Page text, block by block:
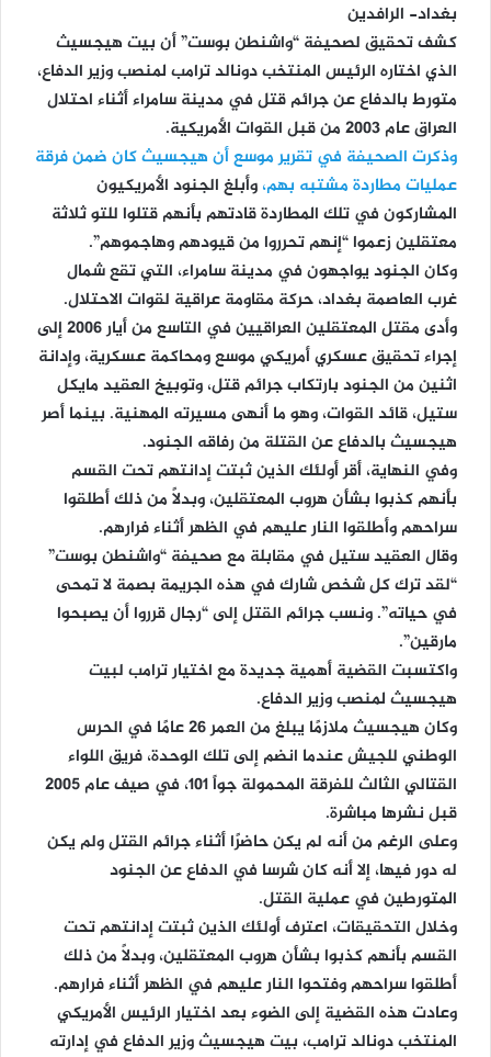
بغداد- الرافدين
كشف تحقيق لصحيفة “واشنطن بوست” أن بيت هيجسيث
الذي اختاره الرئيس المنتخب دونالد ترامب لمنصب وزير الدفاع،
متورط بالدفاع عن جرائم قتل في مدينة سامراء أثناء احتلال
العراق عام 2003 من قبل القوات الأمريكية.
وذكرت الصحيفة في تقرير موسع أن هيجسيث كان ضمن فرقة
عمليات مطاردة مشتبه بهم،وأبلغ الجنود الأمريكيون
المشاركون في تلك المطاردة قادتهم بأنهم قتلوا للتو ثلاثة
معتقلين زعموا “إنهم تحرروا من قيودهم وهاجموهم”.
وكان الجنود يواجهون في مدينة سامراء، التي تقع شمال
غرب العاصمة بغداد، حركة مقاومة عراقية لقوات الاحتلال.
وأدى مقتل المعتقلين العراقيين في التاسع من أيار 2006 إلى
إجراء تحقيق عسكري أمريكي موسع ومحاكمة عسكرية، وإدانة
اثنين من الجنود بارتكاب جرائم قتل، وتوبيخ العقيد مايكل
ستيل، قائد القوات، وهو ما أنهى مسيرته المهنية. بينما أصر
هيجسيث بالدفاع عن القتلة من رفاقه الجنود.
وفي النهاية، أقر أولئك الذين ثبتت إدانتهم تحت القسم
بأنهم كذبوا بشأن هروب المعتقلين، وبدلاً من ذلك أطلقوا
سراحهم وأطلقوا النار عليهم في الظهر أثناء فرارهم.
وقال العقيد ستيل في مقابلة مع صحيفة “واشنطن بوست”
“لقد ترك كل شخص شارك في هذه الجريمة بصمة لا تمحى
في حياته”. ونسب جرائم القتل إلى “رجال قرروا أن يصبحوا
مارقين”.
واكتسبت القضية أهمية جديدة مع اختيار ترامب لبيت
هيجسيث لمنصب وزير الدفاع.
وكان هيجسيث ملازمًا يبلغ من العمر 26 عامًا في الحرس
الوطني للجيش عندما انضم إلى تلك الوحدة، فريق اللواء
القتالي الثالث للفرقة المحمولة جواً 101، في صيف عام 2005
قبل نشرها مباشرة.
وعلى الرغم من أنه لم يكن حاضرًا أثناء جرائم القتل ولم يكن
له دور فيها، إلا أنه كان شرسا في الدفاع عن الجنود
المتورطين في عملية القتل.
وخلال التحقيقات، اعترف أولئك الذين ثبتت إدانتهم تحت
القسم بأنهم كذبوا بشأن هروب المعتقلين، وبدلاً من ذلك
أطلقوا سراحهم وفتحوا النار عليهم في الظهر أثناء فرارهم.
وعادت هذه القضية إلى الضوء بعد اختيار الرئيس الأمريكي
المنتخب دونالد ترامب، بيت هيجسيث وزير الدفاع في إدارته